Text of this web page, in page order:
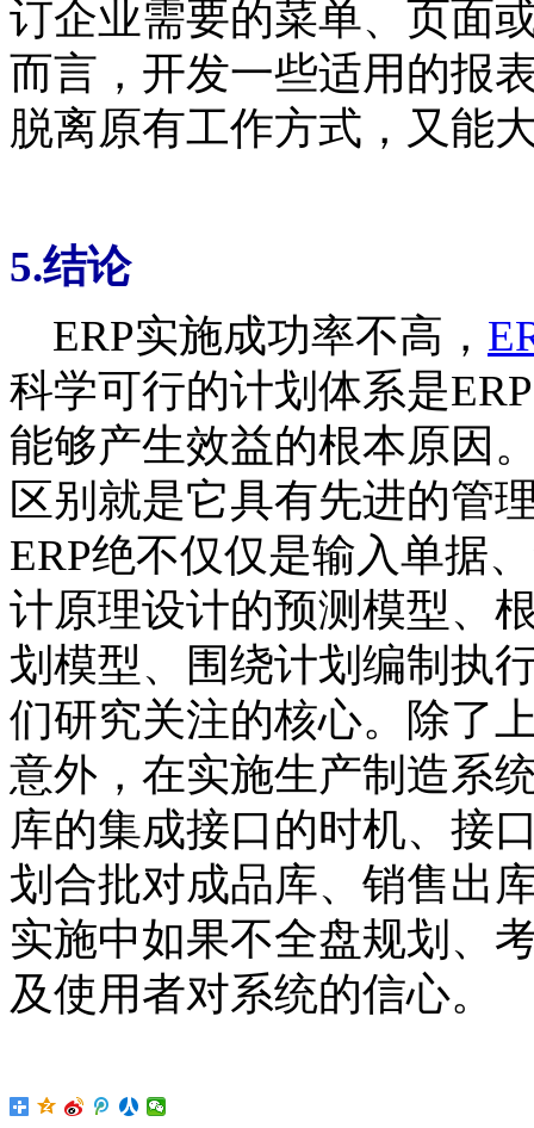
订企业需要的菜单、页面
而言，开发一些适用的报
脱离原有工作方式，又能
5.结论
ERP实施成功率不高，
科学可行的计划体系是
能够产生效益的根本原因
区别就是它具有先进的
ERP绝不仅仅是输入单据
计原理设计的预测模型、
划模型、围绕计划编制执
们研究关注的核心。除了
意外，在实施生产制造系
库的集成接口的时机、接
划合批对成品库、销售出
实施中如果不全盘规划、
及使用者对系统的信心。